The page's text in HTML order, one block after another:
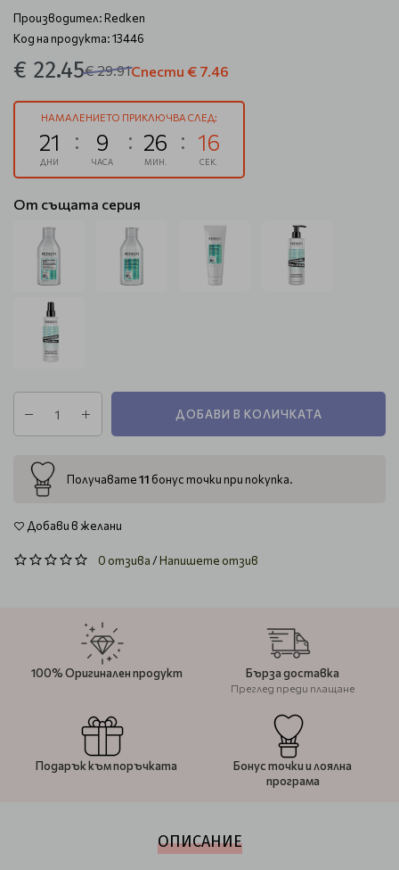
Производител:Redken
Код на продукта: 13446
€ 22.45€ 29.91Спести € 7.46
НАМАЛЕНИЕТО ПРИКЛЮЧВА СЛЕД:
21
ДНИ
9
ЧАСА
26
МИН.
16
СЕК.
От същата серия
ДОБАВИ В КОЛИЧКАТА
Получавате11 бонус точки при покупка.
Добави в желани
0 отзива/Напишете отзив
100% Оригинален продукт Бърза доставка
Преглед преди плащане
Подарък към поръчката
Бонус точки и лоялна
програма
ОПИСАНИЕ